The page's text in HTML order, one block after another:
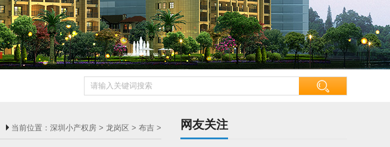
当前位置： 深圳小产权房 > 龙岗区 > 布吉 > 网友关注